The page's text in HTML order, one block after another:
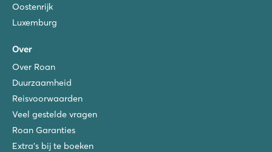
Oostenrijk
Luxemburg
Over
Over Roan
Duurzaamheid
Reisvoorwaarden
Veel gestelde vragen
Roan Garanties
Extra's bij te boeken